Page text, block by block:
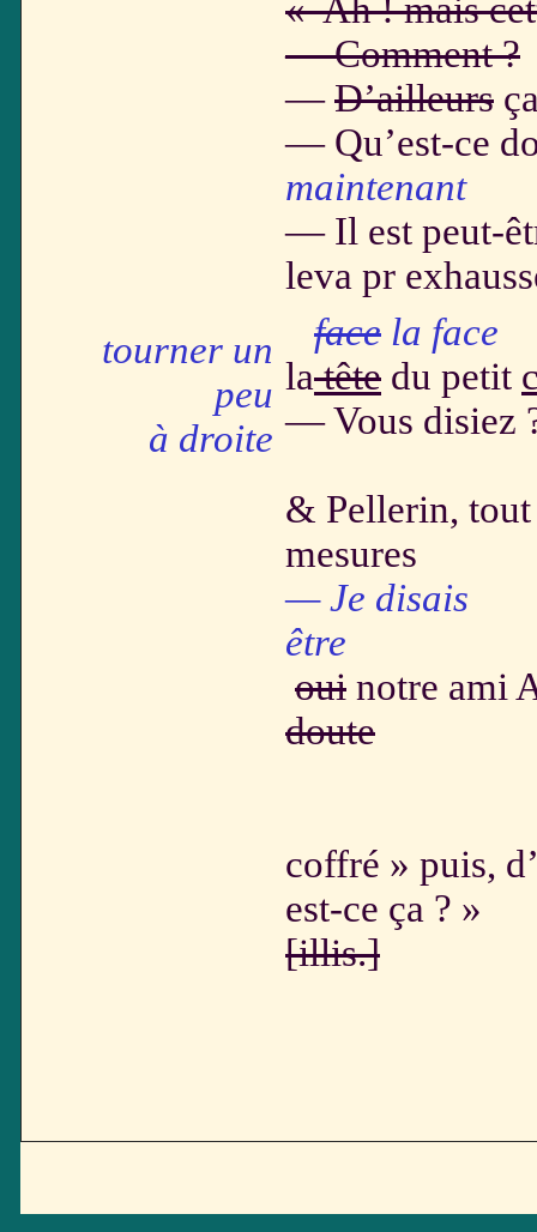
« Ah ! mais
— Comment ?
—D’ailleurs
— Qu’est-ce
maintenant
— Il est peut-
leva pr
tourner un
peu
à droite
face la face
latête du petit
— Vous disiez
& Pellerin,
mesures
— Je
être
oui notre ami
doute
coffré » puis,
est-ce ça ? »
[illis.]